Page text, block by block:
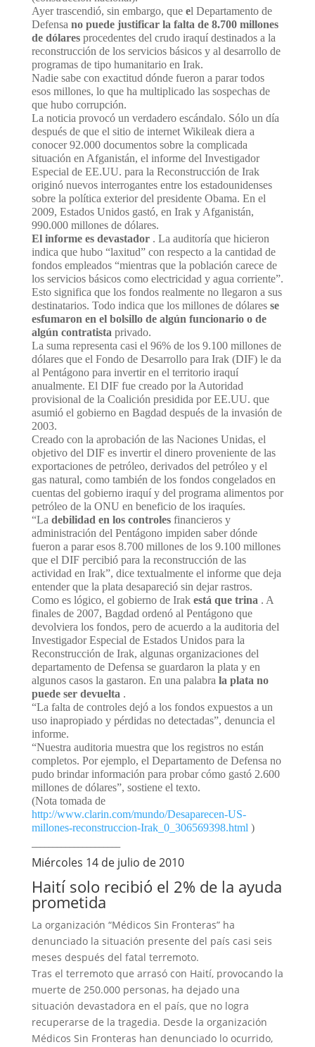
Ayer trascendió, sin embargo, que el Departamento de
Defensa no puede justificar la falta de 8.700 millones
de dólaresprocedentes del crudo iraquí destinados a la
reconstrucción de los servicios básicos y al desarrollo de
programas de tipo humanitario en Irak.
Nadie sabe con exactitud dónde fueron a parar todos
esos millones, lo que ha multiplicado las sospechas de
que hubo corrupción.
La noticia provocó un verdadero escándalo. Sólo un día
después de que el sitio de internet Wikileak diera a
conocer 92.000 documentos sobre la complicada
situación en Afganistán, el informe del Investigador
Especial de EE.UU. para la Reconstrucción de Irak
originó nuevos interrogantes entre los estadounidenses
sobre la política exterior del presidente Obama. En el
2009, Estados Unidos gastó, en Irak y Afganistán,
990.000 millones de dólares.
El informe es devastador. La auditoría que hicieron
indica que hubo “laxitud” con respecto a la cantidad de
fondos empleados “mientras que la población carece de
los servicios básicos como electricidad y agua corriente”.
Esto significa que los fondos realmente no llegaron a sus
destinatarios. Todo indica que los millones de dólares se
esfumaron en el bolsillo de algún funcionario o de
algún contratista privado.
La suma representa casi el 96% de los 9.100 millones de
dólares que el Fondo de Desarrollo para Irak (DIF) le da
al Pentágono para invertir en el territorio iraquí
anualmente. El DIF fue creado por la Autoridad
provisional de la Coalición presidida por EE.UU. que
asumió el gobierno en Bagdad después de la invasión de
2003.
Creado con la aprobación de las Naciones Unidas, el
objetivo del DIF es invertir el dinero proveniente de las
exportaciones de petróleo, derivados del petróleo y el
gas natural, como también de los fondos congelados en
cuentas del gobierno iraquí y del programa alimentos por
petróleo de la ONU en beneficio de los iraquíes.
“La debilidad en los controlesfinancieros y
administración del Pentágono impiden saber dónde
fueron a parar esos 8.700 millones de los 9.100 millones
que el DIF percibió para la reconstrucción de las
actividad en Irak”, dice textualmente el informe que deja
entender que la plata desapareció sin dejar rastros.
Como es lógico, el gobierno de Irak está que trina . A
finales de 2007, Bagdad ordenó al Pentágono que
devolviera los fondos, pero de acuerdo a la auditoria del
Investigador Especial de Estados Unidos para la
Reconstrucción de Irak, algunas organizaciones del
departamento de Defensa se guardaron la plata y en
algunos casos la gastaron. En una palabra la plata no
puede ser devuelta .
“La falta de controles dejó a los fondos expuestos a un
uso inapropiado y pérdidas no detectadas”, denuncia el
informe.
“Nuestra auditoria muestra que los registros no están
completos. Por ejemplo, el Departamento de Defensa no
pudo brindar información para probar cómo gastó 2.600
millones de dólares”, sostiene el texto.
(Nota tomada de
http://www.clarin.com/mundo/Desaparecen-US-
millones-reconstruccion-Irak_0_306569398.html )
Miércoles 14 de julio de 2010
Haití solo recibió el 2% de la ayuda
prometida
La organización “Médicos Sin Fronteras” ha
denunciado la situación presente del país casi seis
meses después del fatal terremoto.
Tras el terremoto que arrasó con Haití, provocando la
muerte de 250.000 personas, ha dejado una
situación devastadora en el país, que no logra
recuperarse de la tragedia. Desde la organización
Médicos Sin Fronteras han denunciado lo ocurrido,